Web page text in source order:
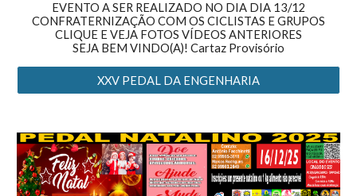
EVENTO A SER REALIZADO NO DIA DIA 13/12
CONFRATERNIZAÇÃO COM OS CICLISTAS E GRUPOS
CLIQUE E VEJA FOTOS VÍDEOS ANTERIORES
SEJA BEM VINDO(A)! Cartaz Provisório
XXV PEDAL DA ENGENHARIA